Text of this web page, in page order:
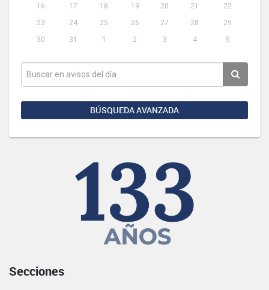
16
17 18 19 20 21
22
23
24 25 26 27 28
29
30
31 1 2 3 4 5
BÚSQUEDA AVANZADA
Secciones